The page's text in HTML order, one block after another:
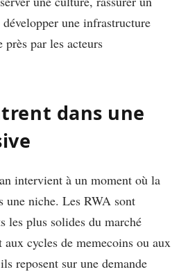
une infrastructure
près par les acteurs
dans une
intervient à un moment où la
une niche. Les RWA sont
les plus solides du marché
cycles de memecoins ou aux
reposent sur une demande